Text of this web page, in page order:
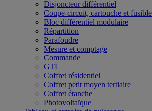
Disjoncteur différentiel
Coupe-circuit, cartouche et fusible
Bloc différentiel modulaire
Répartition
Parafoudre
Mesure et comptage
Commande
GTL
Coffret résidentiel
Coffret petit moyen tertiaire
Coffret étanche
Photovoltaïque